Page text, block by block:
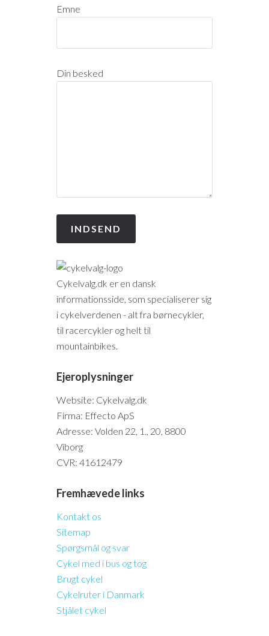
Emne
Din besked
Cykelvalg.dk er en dansk
informationsside, som specialiserer sig
i cykelverdenen - alt fra børnecykler,
til racercykler og helt til
mountainbikes.
Ejeroplysninger
Website: Cykelvalg.dk
Firma: Effecto ApS
Adresse: Volden 22, 1., 20, 8800
Viborg
CVR: 41612479
Fremhævede links
Kontakt os
Sitemap
Spørgsmål og svar
Cykel med i bus og tog
Brugt cykel
Cykelruter i Danmark
Stjålet cykel